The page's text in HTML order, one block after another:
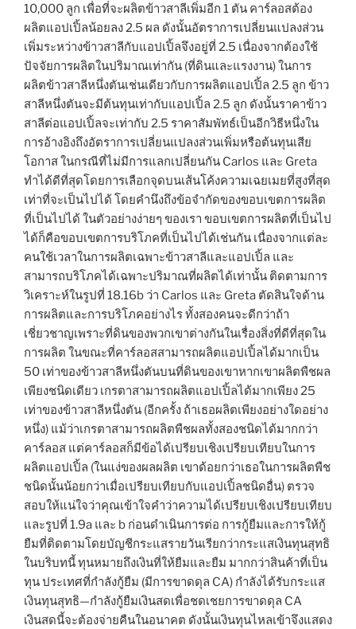
10,000 ลูก เพื่อที่จะผลิตข้าวสาลีเพิ่มอีก 1 ตัน คาร์ลอสต้อง
ผลิตแอปเปิ้ลน้อยลง 2.5 ผล ดังนั้นอัตราการเปลี่ยนแปลงส่วน
เพิ่มระหว่างข้าวสาลีกับแอปเปิ้ลจึงอยู่ที่ 2.5 เนื่องจากต้องใช้
ปัจจัยการผลิตในปริมาณเท่ากัน (ที่ดินและแรงงาน) ในการ
ผลิตข้าวสาลีหนึ่งตันเช่นเดียวกับการผลิตแอปเปิ้ล 2.5 ลูก ข้าว
สาลีหนึ่งตันจะมีต้นทุนเท่ากับแอปเปิ้ล 2.5 ลูก ดังนั้นราคาข้าว
สาลีต่อแอปเปิ้ลจะเท่ากับ 2.5 ราคาสัมพัทธ์เป็นอีกวิธีหนึ่งใน
การอ้างอิงถึงอัตราการเปลี่ยนแปลงส่วนเพิ่มหรือต้นทุนเสีย
โอกาส ในกรณีที่ไม่มีการแลกเปลี่ยนกัน Carlos และ Greta
ทำได้ดีที่สุดโดยการเลือกจุดบนเส้นโค้งความเฉยเมยที่สูงที่สุด
เท่าที่จะเป็นไปได้ โดยคำนึงถึงข้อจำกัดของขอบเขตการผลิต
ที่เป็นไปได้ ในตัวอย่างง่ายๆ ของเรา ขอบเขตการผลิตที่เป็นไป
ได้ก็คือขอบเขตการบริโภคที่เป็นไปได้เช่นกัน เนื่องจากแต่ละ
คนใช้เวลาในการผลิตเฉพาะข้าวสาลีและแอปเปิ้ล และ
สามารถบริโภคได้เฉพาะปริมาณที่ผลิตได้เท่านั้น ติดตามการ
วิเคราะห์ในรูปที่ 18.16b ว่า Carlos และ Greta ตัดสินใจด้าน
การผลิตและการบริโภคอย่างไร ทั้งสองคนจะดีกว่าถ้า
เชี่ยวชาญเพราะที่ดินของพวกเขาต่างกันในเรื่องสิ่งที่ดีที่สุดใน
การผลิต ในขณะที่คาร์ลอสสามารถผลิตแอปเปิ้ลได้มากเป็น
50 เท่าของข้าวสาลีหนึ่งตันบนที่ดินของเขาหากเขาผลิตพืชผล
เพียงชนิดเดียว เกรตาสามารถผลิตแอปเปิ้ลได้มากเพียง 25
เท่าของข้าวสาลีหนึ่งตัน (อีกครั้ง ถ้าเธอผลิตเพียงอย่างใดอย่าง
หนึ่ง) แม้ว่าเกรตาสามารถผลิตพืชผลทั้งสองชนิดได้มากกว่า
คาร์ลอส แต่คาร์ลอสก็มีข้อได้เปรียบเชิงเปรียบเทียบในการ
ผลิตแอปเปิ้ล (ในแง่ของผลผลิต เขาด้อยกว่าเธอในการผลิตพืช
ชนิดนั้นน้อยกว่าเมื่อเปรียบเทียบกับแอปเปิ้ลชนิดอื่น) ตรวจ
สอบให้แน่ใจว่าคุณเข้าใจคำว่าความได้เปรียบเชิงเปรียบเทียบ
และรูปที่ 1.9a และ b ก่อนดำเนินการต่อ การกู้ยืมและการให้กู้
ยืมที่ติดตามโดยบัญชีกระแสรายวันเรียกว่ากระแสเงินทุนสุทธิ
ในบริบทนี้ ทุนหมายถึงเงินที่ให้ยืมและยืม มากกว่าสินค้าที่เป็น
ทุน ประเทศที่กำลังกู้ยืม (มีการขาดดุล CA) กำลังได้รับกระแส
เงินทุนสุทธิ—กำลังกู้ยืมเงินสดเพื่อชดเชยการขาดดุล CA
เงินสดนี้จะต้องจ่ายคืนในอนาคต ดังนั้นเงินทุนไหลเข้าจึงแสดง